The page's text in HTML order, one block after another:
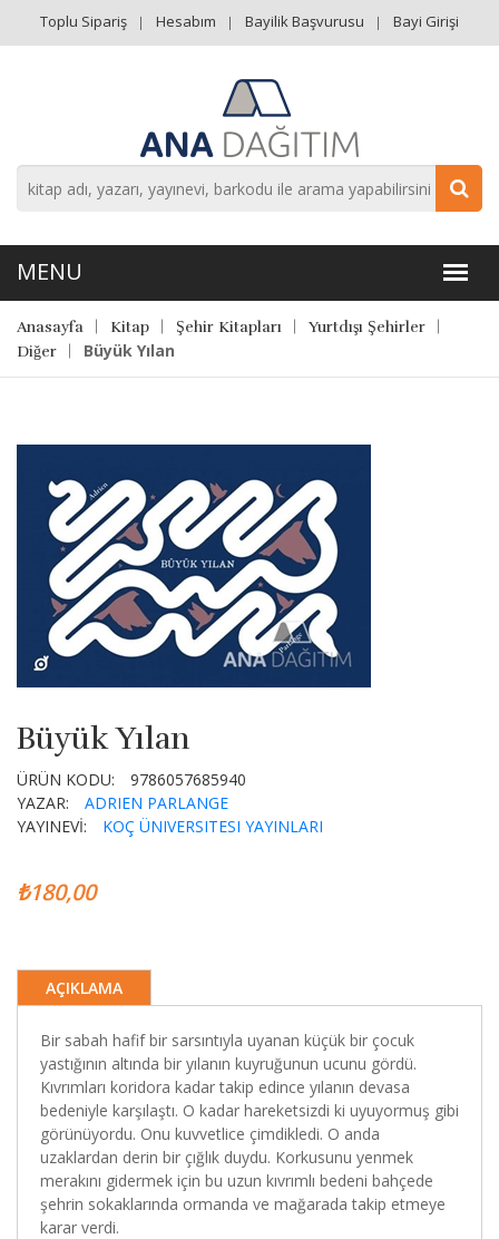
Toplu Sipariş Hesabım Bayilik Başvurusu Bayi Girişi
Anasayfa Kitap Şehir Kitapları
Yurtdışı Şehirler
Diğer
Büyük Yılan
Büyük Yılan
ÜRÜN KODU:
9786057685940
YAZAR:
ADRIEN PARLANGE
YAYINEVİ:
KOÇ ÜNIVERSITESI YAYINLARI
₺180,00
AÇIKLAMA
Bir sabah hafif bir sarsıntıyla uyanan küçük bir çocuk
yastığının altında bir yılanın kuyruğunun ucunu gördü.
Kıvrımları koridora kadar takip edince yılanın devasa
bedeniyle karşılaştı. O kadar hareketsizdi ki uyuyormuş gibi
görünüyordu. Onu kuvvetlice çimdikledi. O anda
uzaklardan derin bir çığlık duydu. Korkusunu yenmek
merakını gidermek için bu uzun kıvrımlı bedeni bahçede
şehrin sokaklarında ormanda ve mağarada takip etmeye
karar verdi.